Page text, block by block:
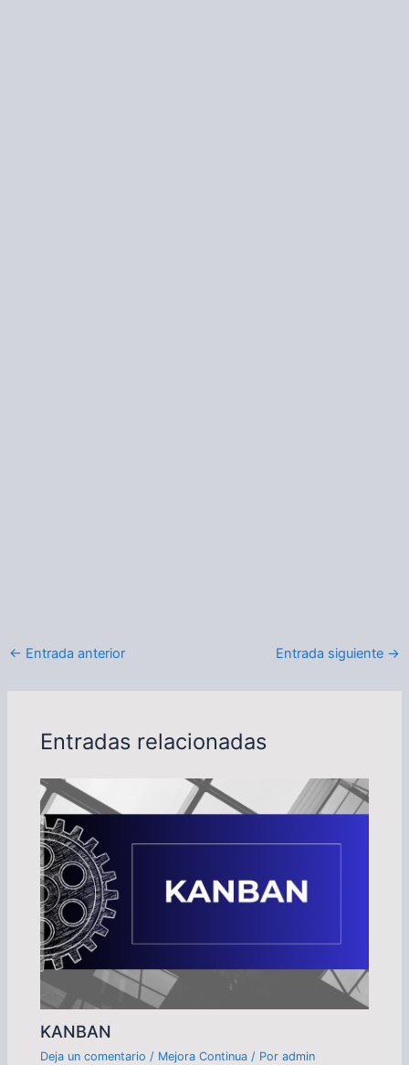
← Entrada anterior Entrada siguiente →
Entradas relacionadas
KANBAN
Deja un comentario / Mejora Continua / Poradmin